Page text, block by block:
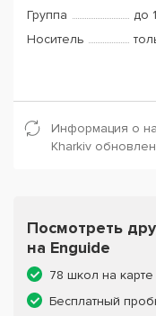
Группа
до
Носитель
Информация о
Kharkiv
Посмотреть
на Enguide
78 школ на
Бесплатный